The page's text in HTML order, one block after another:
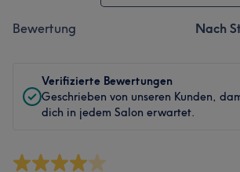
Bewertung Nach
Verifizierte Bewertungen
Geschrieben von unseren Kunden,
dich in jedem Salon erwartet.